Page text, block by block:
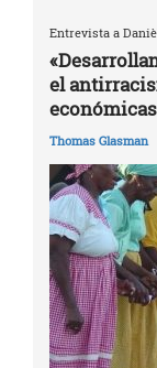
Entrevista a
el
Thomas Glasman